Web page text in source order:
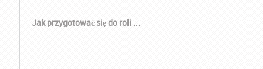
Jak przygotować się do roli ...